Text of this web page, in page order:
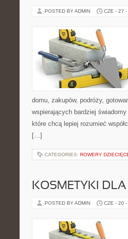
POSTED BY ADMIN CZE - 27
domu, zakupów, podróży,
wspierających bardziej
które chcą lepiej rozumieć
[…]
CATEGORIES: ROWERY
KOSMETYKI DLA
POSTED BY ADMIN CZE - 20